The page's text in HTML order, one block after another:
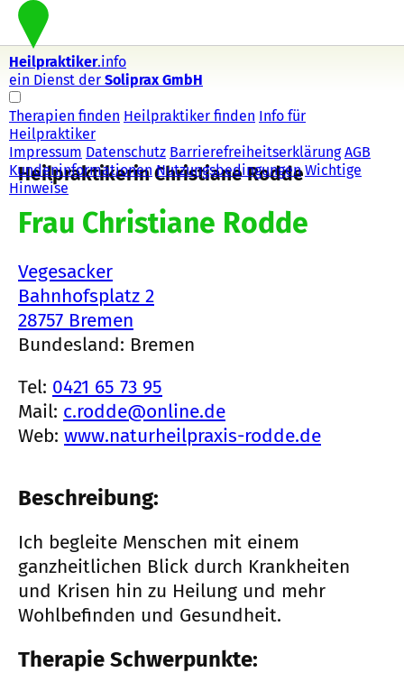
Heilpraktiker.info
ein Dienst der Soliprax GmbH
Therapien finden Heilpraktiker finden Info für
Heilpraktiker
Impressum Datenschutz Barrierefreiheitserklärung AGB
Kundeninformationen Nutzungsbedingungen Wichtige
Hinweise
Heilpraktikerin Christiane Rodde
Frau Christiane Rodde
Vegesacker
Bahnhofsplatz 2
28757 Bremen
Bundesland: Bremen
Tel: 0421 65 73 95
Mail: c.rodde@online.de
Web: www.naturheilpraxis-rodde.de
Beschreibung:
Ich begleite Menschen mit einem
ganzheitlichen Blick durch Krankheiten
und Krisen hin zu Heilung und mehr
Wohlbefinden und Gesundheit.
Therapie Schwerpunkte: